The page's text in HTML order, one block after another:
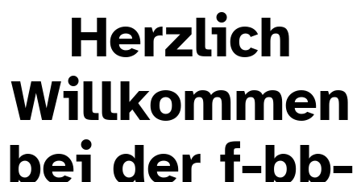
Herzlich
Willkommen
bei der f-bb-